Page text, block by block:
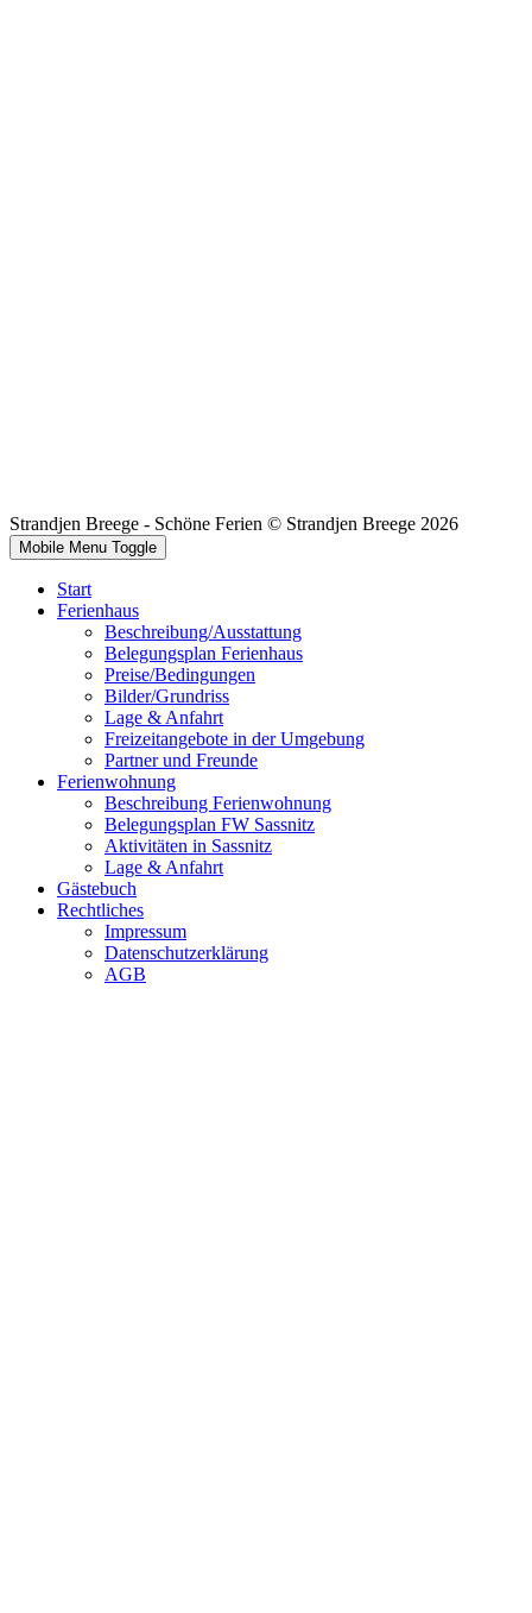
Strandjen Breege - Schöne Ferien © Strandjen Breege 2026
Mobile Menu Toggle
Start
Ferienhaus
Beschreibung/Ausstattung
Belegungsplan Ferienhaus
Preise/Bedingungen
Bilder/Grundriss
Lage & Anfahrt
Freizeitangebote in der Umgebung
Partner und Freunde
Ferienwohnung
Beschreibung Ferienwohnung
Belegungsplan FW Sassnitz
Aktivitäten in Sassnitz
Lage & Anfahrt
Gästebuch
Rechtliches
Impressum
Datenschutzerklärung
AGB